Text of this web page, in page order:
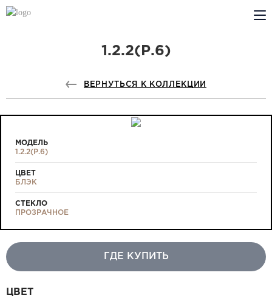
КОМПАНИЯ
PROFILDOORS
Проекты
1.2.2(Р.6)
ВЕРНУТЬСЯ К КОЛЛЕКЦИИ
МОДЕЛЬ
1.2.2(Р.6)
ЦВЕТ
БЛЭК
СТЕКЛО
ПРОЗРАЧНОЕ
ГДЕ КУПИТЬ
ЦВЕТ